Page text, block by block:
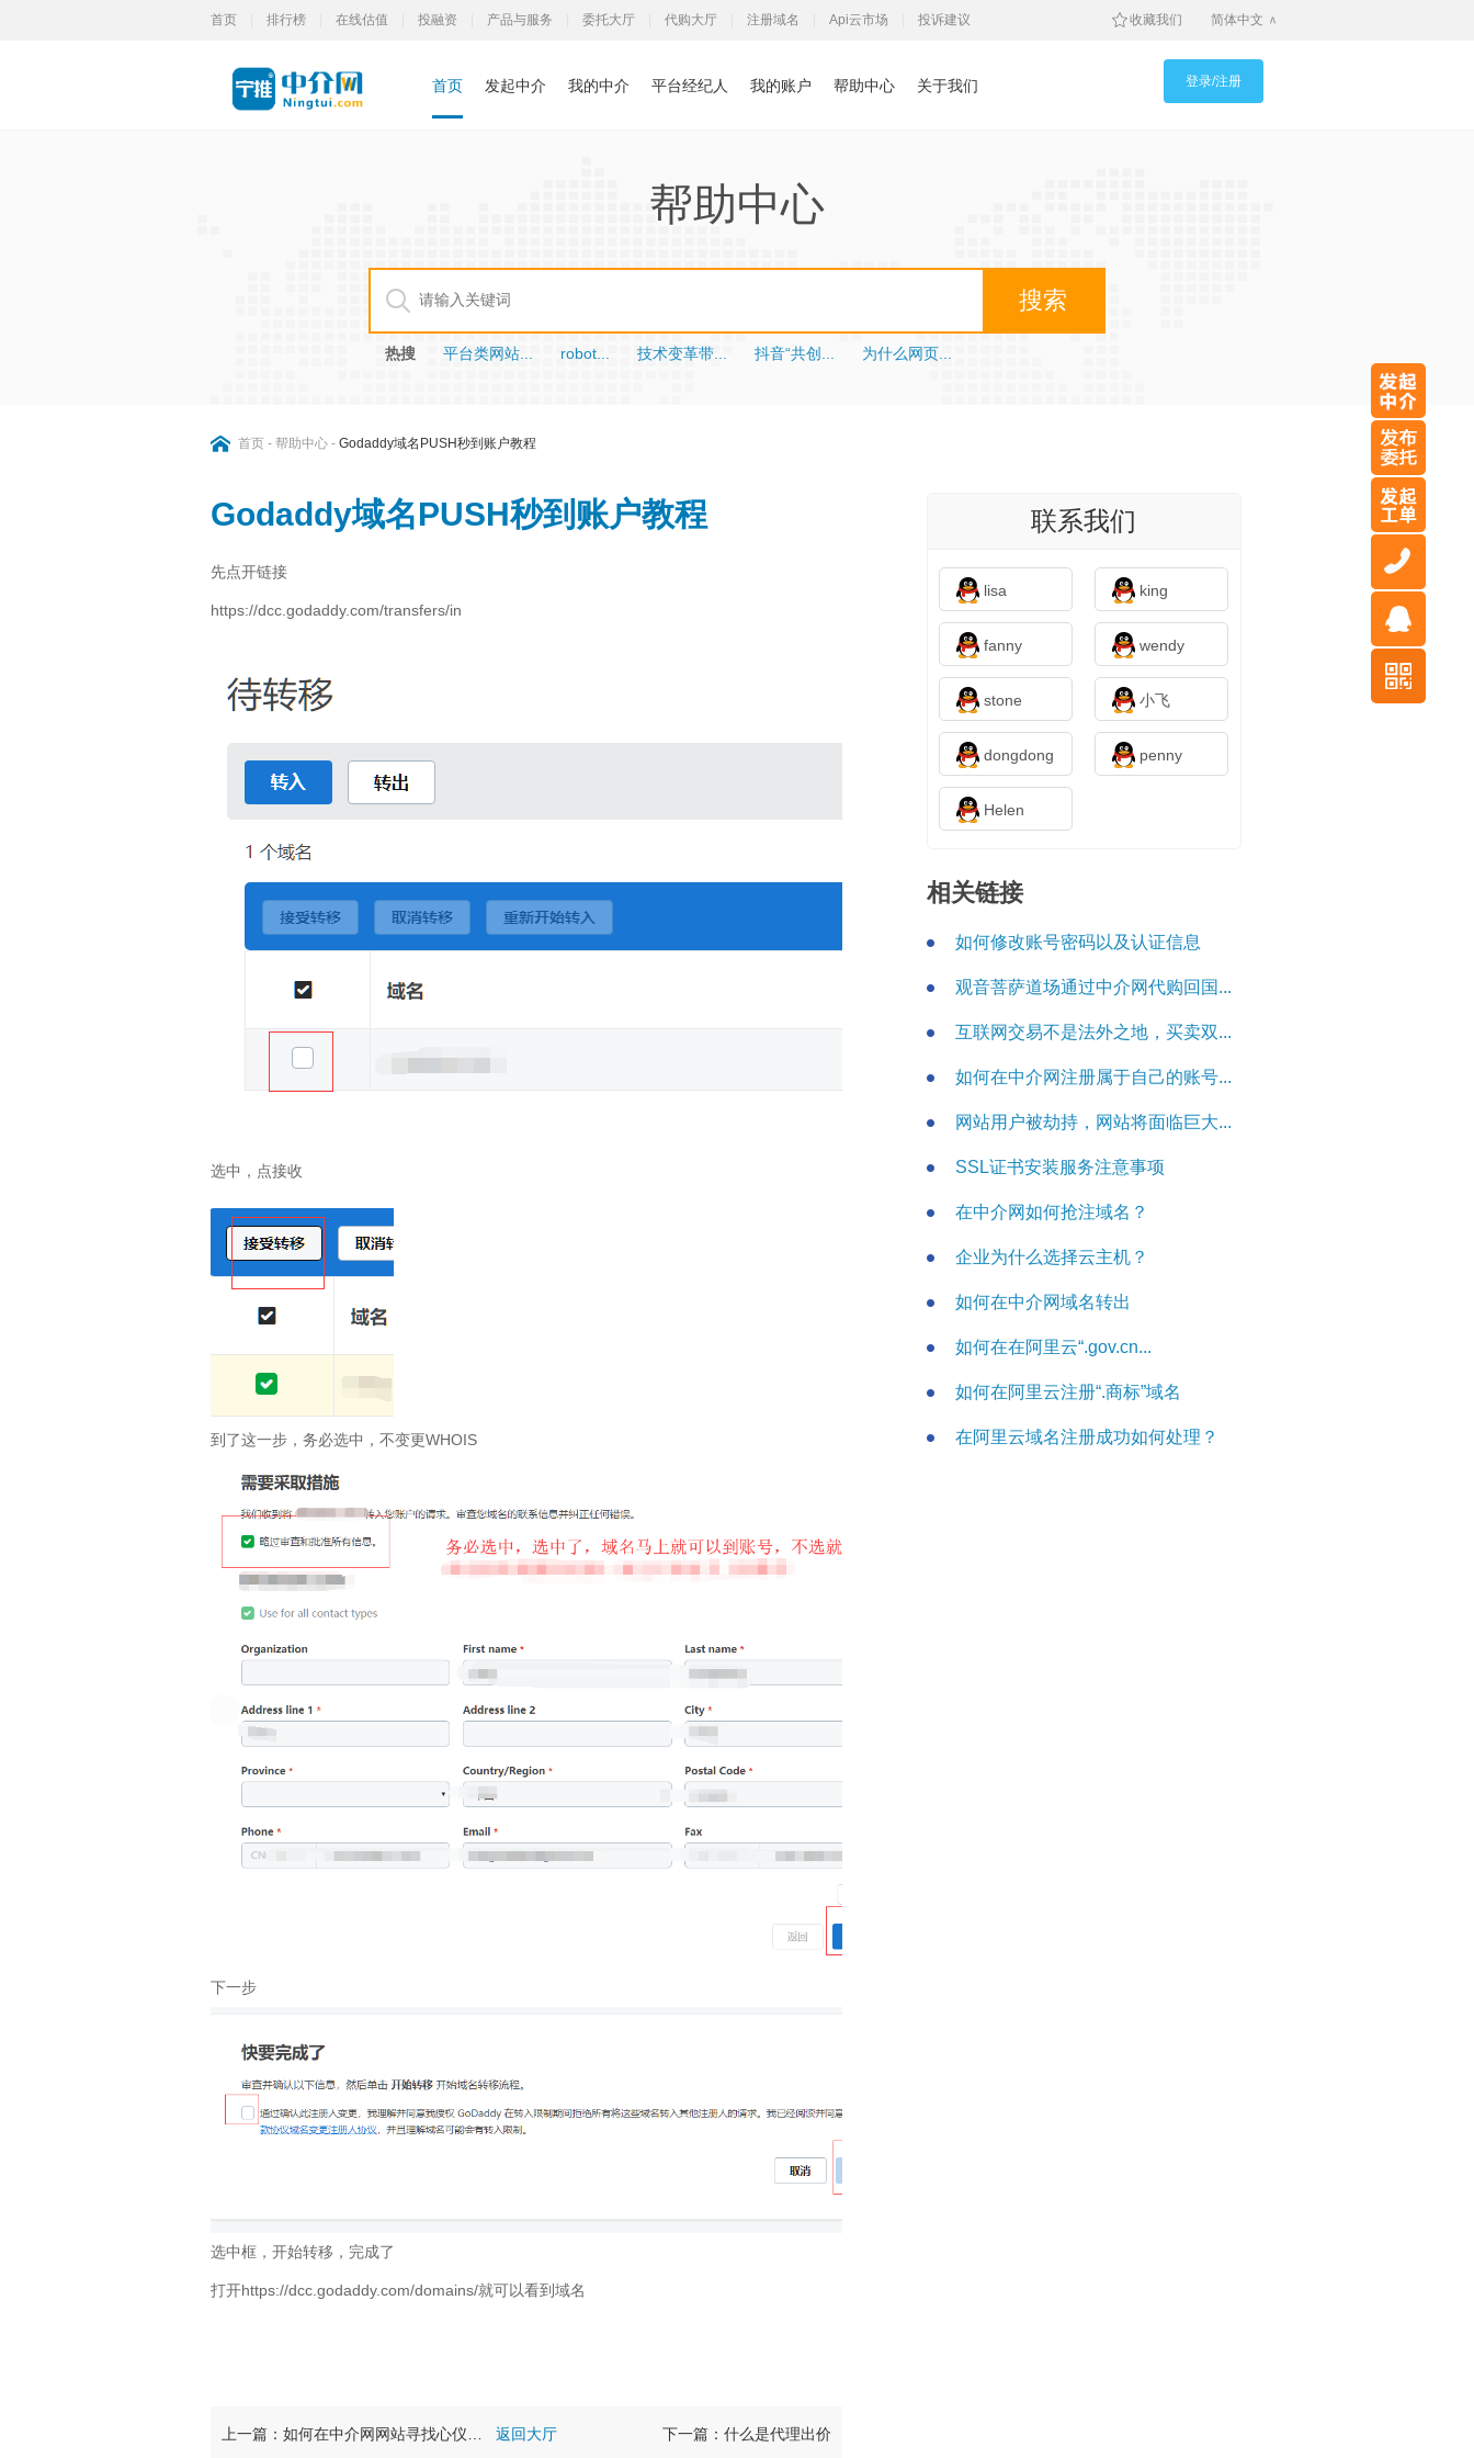
首页 排行榜 在线估值 投融资 产品与服务 委托大厅 代购大厅 注册域名 Api云市场 投诉建议 收藏我们 简体中文
首页 发起中介 我的中介 平台经纪人 我的账户 帮助中心 关于我们 登录/注册
帮助中心
搜索
热搜 平台类网站... robot... 技术变革带... 抖音“共创... 为什么网页...
首页 - 帮助中心 - Godaddy域名PUSH秒到账户教程
Godaddy域名PUSH秒到账户教程
先点开链接
https://dcc.godaddy.com/transfers/in
选中，点接收
到了这一步，务必选中，不变更WHOIS
下一步
选中框，开始转移，完成了
打开https://dcc.godaddy.com/domains/就可以看到域名
返回大厅 下一篇：什么是代理出价
联系我们
lisa king
fanny wendy
stone 小飞
dongdong penny
Helen
相关链接
如何修改账号密码以及认证信息
观音菩萨道场通过中介网代购回国...
互联网交易不是法外之地，买卖双...
如何在中介网注册属于自己的账号...
网站用户被劫持，网站将面临巨大...
SSL证书安装服务注意事项
在中介网如何抢注域名？
企业为什么选择云主机？
如何在中介网域名转出
如何在在阿里云“.gov.cn...
如何在阿里云注册“.商标”域名
在阿里云域名注册成功如何处理？